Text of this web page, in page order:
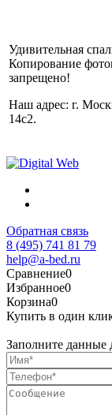
Удивительная
Копирование
запрещено!
Наш адрес: г.
14с2.
Обратная связь
8 (495) 741 81 79
help@a-bed.ru
Сравнение0
Избранное0
Корзина0
Купить в один
Заполните данные